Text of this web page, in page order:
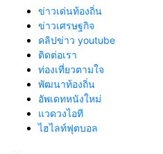
ข่าวเด่นท้องถิ่น
ข่าวเศรษฐกิจ
คลิปข่าว youtube
ติดต่อเรา
ท่องเที่ยวตามใจ
พัฒนาท้องถิ่น
อัพเดทหนังใหม่
แวดวงไอที
ไฮไลท์ฟุตบอล